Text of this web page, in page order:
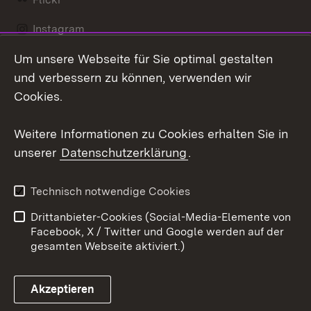
Instagram
Social Wall
Link zum Landesportal
Barrierefreiheit
Benutzungshinweise
Impressum
Cookies
Um unsere Webseite für Sie optimal gestalten
und verbessern zu können, verwenden wir
Cookies.
Weitere Informationen zu Cookies erhalten Sie in
unserer Datenschutzerklärung.
Technisch notwendige Cookies
Drittanbieter-Cookies (Social-Media-Elemente von
Facebook, X / Twitter und Google werden auf der
gesamten Webseite aktiviert.)
Akzeptieren